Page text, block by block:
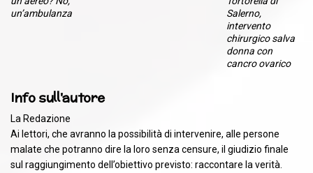
un’ambulanza
Salerno,
intervento
chirurgico salva
donna con
cancro ovarico
Info sull'autore
La Redazione
Ai lettori, che avranno la possibilità di intervenire, alle persone
malate che potranno dire la loro senza censure, il giudizio finale
sul raggiungimento dell’obiettivo previsto: raccontare la verità.